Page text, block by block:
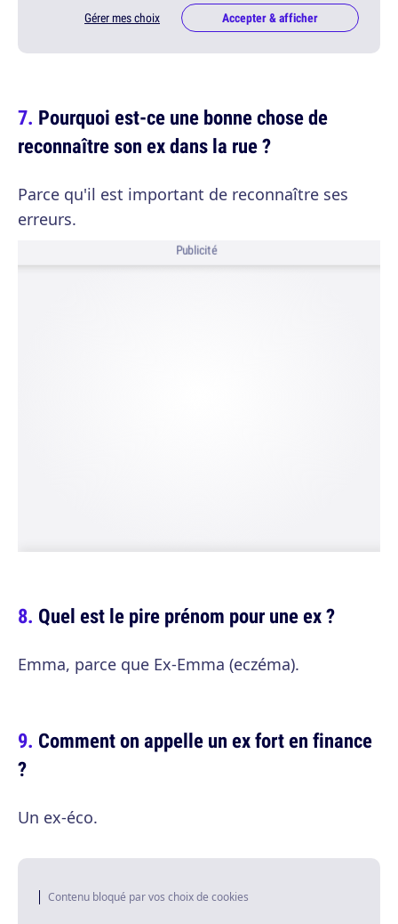
Gérer mes choix Accepter & afficher
Pourquoi est-ce une bonne chose de
reconnaître son ex dans la rue ?
Parce qu'il est important de reconnaître ses
erreurs.
Publicité
Quel est le pire prénom pour une ex ?
Emma, parce que Ex-Emma (eczéma).
Comment on appelle un ex fort en finance
?
Un ex-éco.
Contenu bloqué par vos choix de cookies